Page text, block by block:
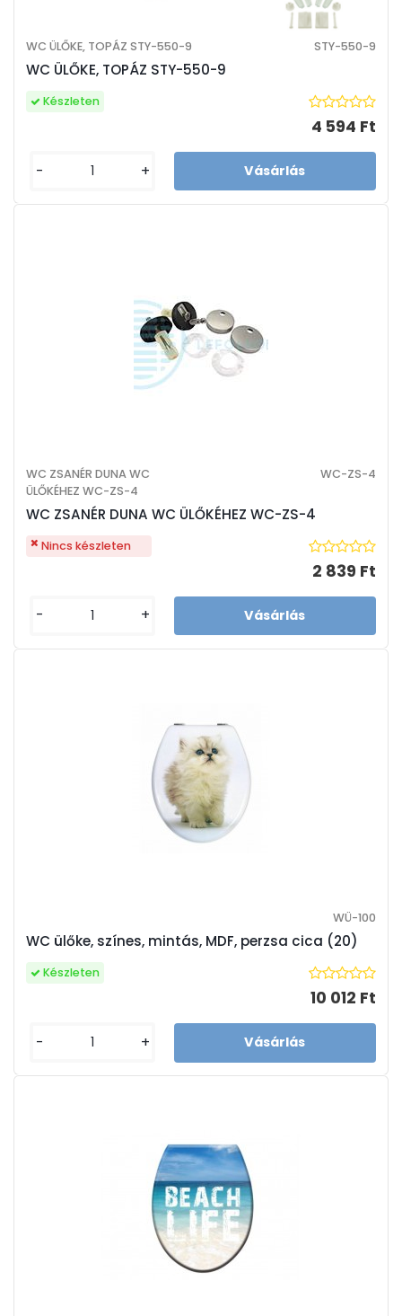
WC ÜLŐKE, TOPÁZ STY-550-9
WC ÜLŐKE, TOPÁZ STY-550-9 STY-550-9
4 594 Ft
Készleten
- +
WC ZSANÉR DUNA WC ÜLŐKÉHEZ WC-ZS-4
WC ZSANÉR DUNA WC
ÜLŐKÉHEZ WC-ZS-4
WC-ZS-4
2 839 Ft
Nincs készleten
- +
WC ülőke, színes, mintás, MDF, perzsa cica (20)
WÜ-100
10 012 Ft
Készleten
- +